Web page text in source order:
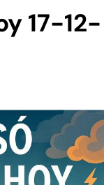
17-12-